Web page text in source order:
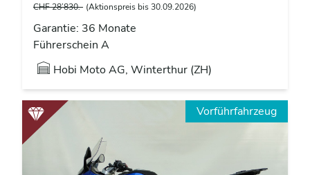
CHF 28’830.- (Aktionspreis bis 30.09.2026)
Garantie: 36 Monate
Führerschein A
Hobi Moto AG, Winterthur (ZH)
Vorführfahrzeug